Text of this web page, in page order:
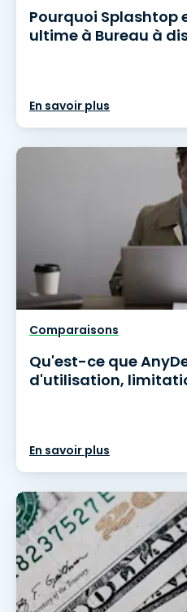
Pourquoi Splashtop
ultime à Bureau à
En savoir plus
Comparaisons
Qu'est-ce que
d'utilisation,
En savoir plus